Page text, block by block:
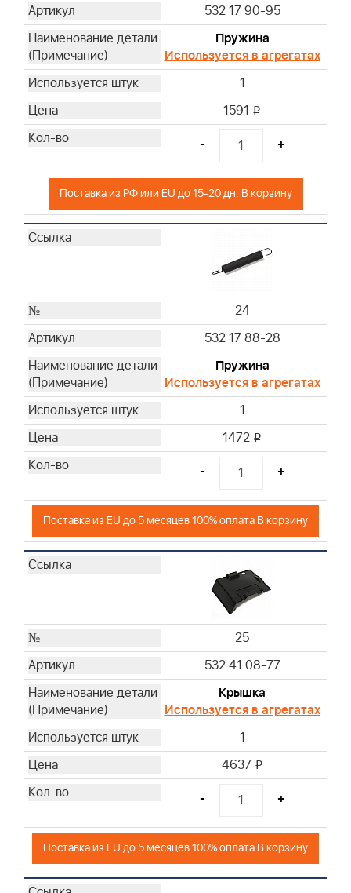
532 17 90-95
Пружина
Используется в агрегатах
1
1591 i
- +
Поставка из РФ или EU до 15-20 дн. В корзину
24
532 17 88-28
Пружина
Используется в агрегатах
1
1472 i
- +
Поставка из EU до 5 месяцев 100% оплата В корзину
25
532 41 08-77
Крышка
Используется в агрегатах
1
4637 i
- +
Поставка из EU до 5 месяцев 100% оплата В корзину